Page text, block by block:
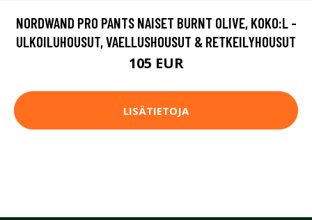
NORDWAND PRO PANTS NAISET BURNT OLIVE, KOKO:L -
ULKOILUHOUSUT, VAELLUSHOUSUT & RETKEILYHOUSUT
105 EUR
LISÄTIETOJA